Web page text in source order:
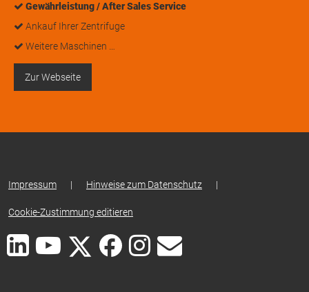
Gewährleistung / After Sales Service
Ankauf Ihrer Zentrifuge
Weitere Maschinen …
Zur Webseite
Impressum | Hinweise zum Datenschutz |
Cookie-Zustimmung editieren